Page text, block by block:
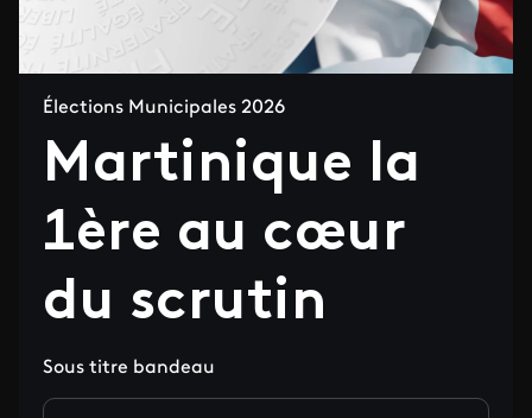
Élections Municipales 2026
Martinique la
1ère au cœur
du scrutin
Sous titre bandeau